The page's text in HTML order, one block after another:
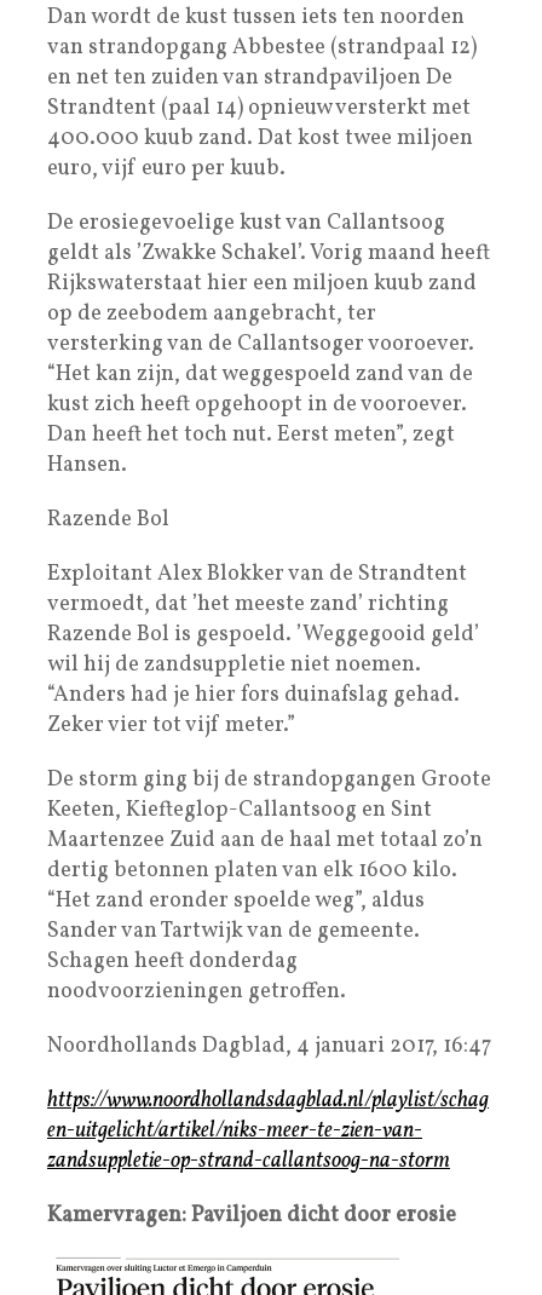
Dan wordt de kust tussen iets ten noorden
van strandopgang Abbestee (strandpaal 12)
en net ten zuiden van strandpaviljoen De
Strandtent (paal 14) opnieuw versterkt met
400.000 kuub zand. Dat kost twee miljoen
euro, vijf euro per kuub.
De erosiegevoelige kust van Callantsoog
geldt als ’Zwakke Schakel’. Vorig maand heeft
Rijkswaterstaat hier een miljoen kuub zand
op de zeebodem aangebracht, ter
versterking van de Callantsoger vooroever.
“Het kan zijn, dat weggespoeld zand van de
kust zich heeft opgehoopt in de vooroever.
Dan heeft het toch nut. Eerst meten”, zegt
Hansen.
Razende Bol
Exploitant Alex Blokker van de Strandtent
vermoedt, dat ’het meeste zand’ richting
Razende Bol is gespoeld. ’Weggegooid geld’
wil hij de zandsuppletie niet noemen.
“Anders had je hier fors duinafslag gehad.
Zeker vier tot vijf meter.”
De storm ging bij de strandopgangen Groote
Keeten, Kiefteglop-Callantsoog en Sint
Maartenzee Zuid aan de haal met totaal zo’n
dertig betonnen platen van elk 1600 kilo.
“Het zand eronder spoelde weg”, aldus
Sander van Tartwijk van de gemeente.
Schagen heeft donderdag
noodvoorzieningen getroffen.
Noordhollands Dagblad, 4 januari 2017, 16:47
https://www.noordhollandsdagblad.nl/playlist/schag
en-uitgelicht/artikel/niks-meer-te-zien-van-
zandsuppletie-op-strand-callantsoog-na-storm
Kamervragen: Paviljoen dicht door erosie